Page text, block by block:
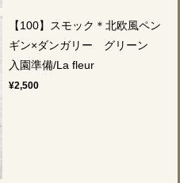
【100】スモック＊北欧風ペン
ギン×ダンガリー グリーン
入園準備/La fleur
¥2,500